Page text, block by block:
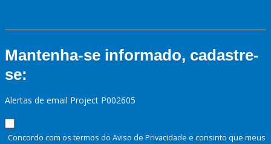
Mantenha-se informado, cadastre-
se:
Alertas de email Project P002605
Concordo com os termos do Aviso de Privacidade e consinto que meus